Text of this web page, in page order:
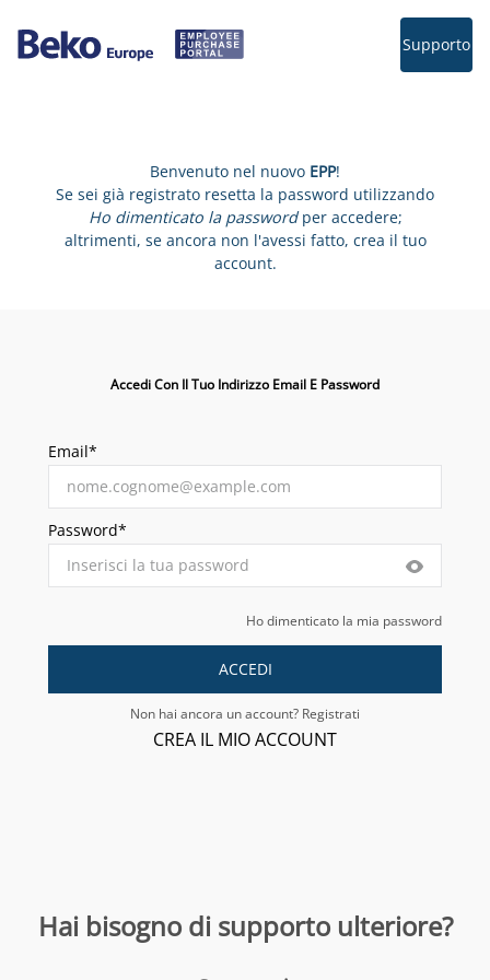
Supporto
Benvenuto nel nuovo EPP!
Se sei già registrato resetta la password utilizzando
Ho dimenticato la passwordper accedere;
altrimenti, se ancora non l'avessi fatto, crea il tuo
account.
Accedi Con Il Tuo Indirizzo Email E Password
Email*
Password*
Ho dimenticato la mia password
ACCEDI
Non hai ancora un account? Registrati
CREA IL MIO ACCOUNT
Hai bisogno di supporto ulteriore?